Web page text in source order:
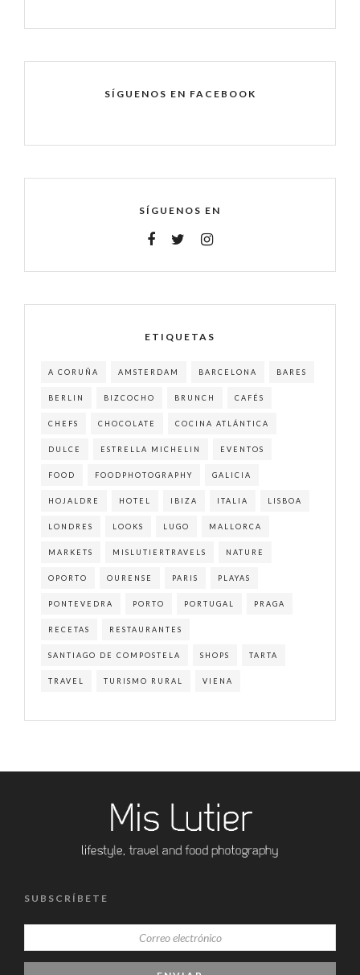
SÍGUENOS EN FACEBOOK
SÍGUENOS EN
ETIQUETAS
A CORUÑA AMSTERDAM BARCELONA BARES
BERLIN BIZCOCHO BRUNCH CAFÉS
CHEFS CHOCOLATE COCINA ATLÁNTICA
DULCE ESTRELLA MICHELIN EVENTOS
FOOD FOODPHOTOGRAPHY GALICIA
HOJALDRE HOTEL IBIZA ITALIA LISBOA
LONDRES LOOKS LUGO MALLORCA
MARKETS MISLUTIERTRAVELS NATURE
OPORTO OURENSE PARIS PLAYAS
PONTEVEDRA PORTO PORTUGAL PRAGA
RECETAS RESTAURANTES
SANTIAGO DE COMPOSTELA SHOPS TARTA
TRAVEL TURISMO RURAL VIENA
SUBSCRÍBETE